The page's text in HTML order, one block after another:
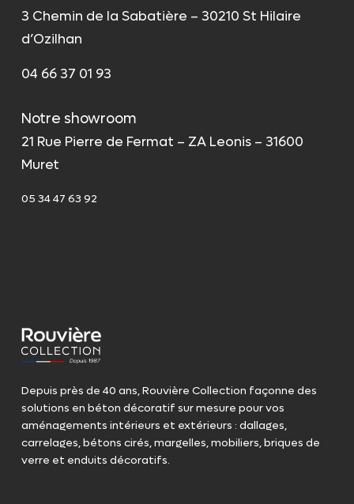
Depuis près de 40 ans, Rouvière Collection façonne des
solutions en béton décoratif sur mesure pour vos
aménagements intérieurs et extérieurs : dallages,
carrelages, bétons cirés, margelles, mobiliers, briques de
verre et enduits décoratifs.
3 Chemin de la Sabatière – 30210 St Hilaire
d’Ozilhan
04 66 37 01 93
Notre showroom
21 Rue Pierre de Fermat – ZA Leonis – 31600
Muret
05 34 47 63 92